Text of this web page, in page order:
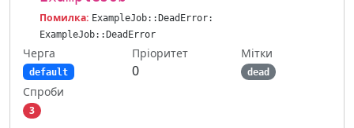
Помилка: ExampleJob::DeadError:
ExampleJob::DeadError
Черга
default
Пріоритет
0
Мітки
dead
Спроби
3